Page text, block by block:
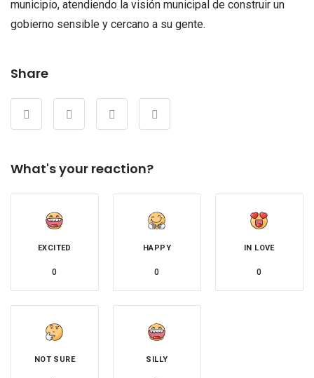
municipio, atendiendo la visión municipal de construir un
gobierno sensible y cercano a su gente.
Share
What's your reaction?
EXCITED
0
HAPPY
0
IN LOVE
0
NOT SURE SILLY